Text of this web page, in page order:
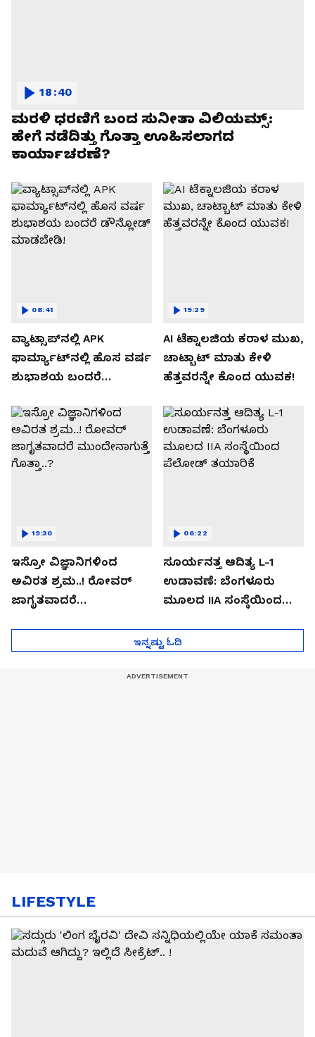
ಮರಳಿ ಧರಣಿಗೆ ಬಂದ ಸುನೀತಾ ವಿಲಿಯಮ್ಸ್:
ಹೇಗೆ ನಡೆದಿತ್ತು ಗೊತ್ತಾ ಊಹಿಸಲಾಗದ
ಕಾರ್ಯಾಚರಣೆ?
18:40
ವ್ಯಾಟ್ಸಾಪ್‌ನಲ್ಲಿ APK
ಫಾರ್ಮ್ಯಾಟ್‌ನಲ್ಲಿ ಹೊಸ ವರ್ಷ
ಶುಭಾಶಯ ಬಂದರೆ
08:41
AI ಟೆಕ್ನಾಲಜಿಯ ಕರಾಳ ಮುಖ,
ಚಾಟ್ಬಾಟ್ ಮಾತು ಕೇಳಿ
ಹೆತ್ತವರನ್ನೇ ಕೊಂದ ಯುವಕ!
19:29
ಇಸ್ರೋ ವಿಜ್ಞಾನಿಗಳಿಂದ
ಅವಿರತ ಶ್ರಮ..! ರೋವರ್
ಜಾಗೃತವಾದರೆ
19:30
ಸೂರ್ಯನತ್ತ ಆದಿತ್ಯ L-1
ಉಡಾವಣೆ: ಬೆಂಗಳೂರು
ಮೂಲದ IIA ಸಂಸ್ಥೆಯಿಂದ
06:22
ಇನ್ನಷ್ಟು ಓದಿ
LIFESTYLE